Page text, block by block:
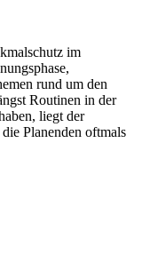
im
rund um den
Routinen in der
liegt der
Planenden oftmals